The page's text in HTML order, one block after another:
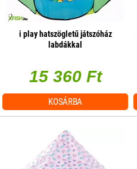
i play hatszögletű játszóház
labdákkal
15 360 Ft
KOSÁRBA